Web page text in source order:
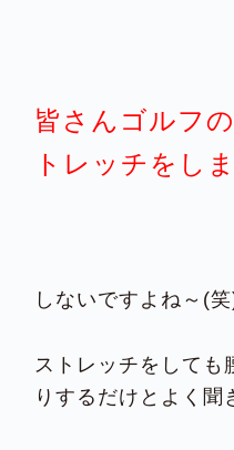
皆さんゴルフ
トレッチをし
しないですよね～(笑
ストレッチをしても
りするだけとよく聞